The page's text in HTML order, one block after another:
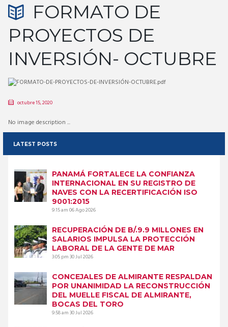
FORMATO DE
PROYECTOS DE
INVERSIÓN- OCTUBRE
octubre 15, 2020
No image description ...
LATEST POSTS
PANAMÁ FORTALECE LA CONFIANZA
INTERNACIONAL EN SU REGISTRO DE
NAVES CON LA RECERTIFICACIÓN ISO
9001:2015
9:15 am06 Ago 2026
RECUPERACIÓN DE B/.9.9 MILLONES EN
SALARIOS IMPULSA LA PROTECCIÓN
LABORAL DE LA GENTE DE MAR
3:05 pm30 Jul 2026
CONCEJALES DE ALMIRANTE RESPALDAN
POR UNANIMIDAD LA RECONSTRUCCIÓN
DEL MUELLE FISCAL DE ALMIRANTE,
BOCAS DEL TORO
9:58 am30 Jul 2026